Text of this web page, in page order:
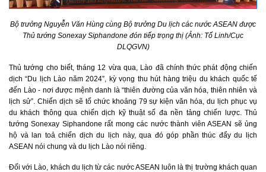
Bộ trưởng Nguyễn Văn Hùng cùng Bộ trưởng Du lịch các nước ASEAN được
Thủ tướng Sonexay Siphandone đón tiếp trọng thị (Ảnh: Tố Linh/Cục
DLQGVN)
Thủ tướng cho biết, tháng 12 vừa qua, Lào đã chính thức phát động chiến
dịch “Du lịch Lào năm 2024”, kỳ vọng thu hút hàng triệu du khách quốc tế
đến Lào - nơi được mệnh danh là “thiên đường của văn hóa, thiên nhiên và
lịch sử”. Chiến dịch sẽ tổ chức khoảng 79 sự kiện văn hóa, du lịch phục vụ
du khách thông qua chiến dịch kỹ thuật số đa nền tảng chiến lược. Thủ
tướng Sonexay Siphandone rất mong các nước thành viên ASEAN sẽ ủng
hộ và lan toả chiến dịch du lịch này, qua đó góp phần thúc đẩy du lịch
ASEAN nói chung và du lịch Lào nói riêng.
Đối với Lào, khách du lịch từ các nước ASEAN luôn là thị trường khách quan